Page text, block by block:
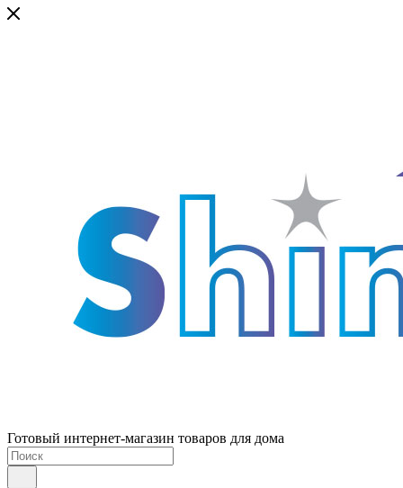
Готовый интернет-магазин товаров для дома